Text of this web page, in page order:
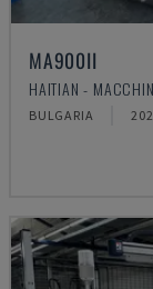
MA900ІІ
HAITIAN -
BULGARIA